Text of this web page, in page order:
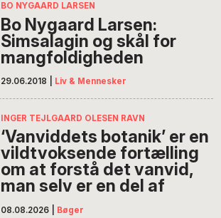
BO NYGAARD LARSEN
Bo Nygaard Larsen:
Simsalagin og skål for
mangfoldigheden
29.06.2018 Liv & Mennesker
INGER TEJLGAARD OLESEN RAVN
‘Vanviddets botanik’ er en
vildtvoksende fortælling
om at forstå det vanvid,
man selv er en del af
08.08.2026 Bøger